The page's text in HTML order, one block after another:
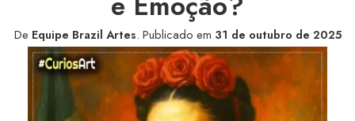
De Equipe Brazil Artes. Publicado em 31 de outubro de 2025